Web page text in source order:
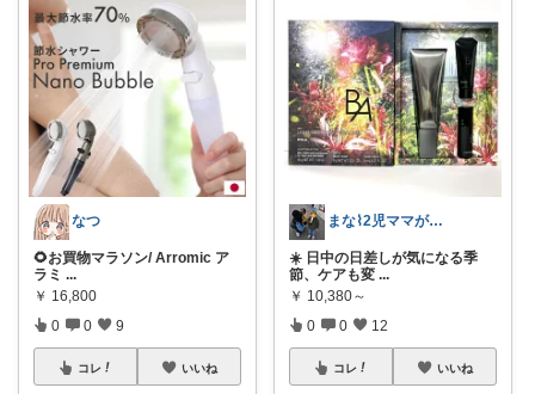
なつ
🌻お買物マラソン/ Arromic ア
ラミ ...
￥ 16,800
0 0 9
コレ いいね
まな⌇2児ママが目指すゆとりある暮らし
☀️ 日中の日差しが気になる季
節、ケアも変 ...
￥ 10,380～
0 0 12
コレ いいね